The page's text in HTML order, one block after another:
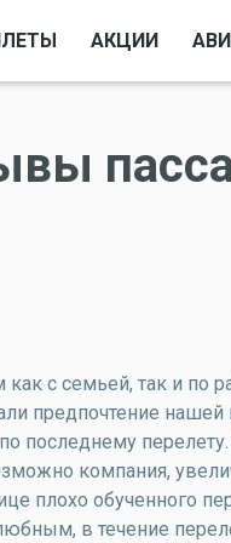
АКЦИИ
с семьей, так и по
предпочтение
последнему
компания,
плохо обученного
в течение